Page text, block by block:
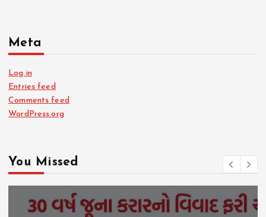
Meta
Log in
Entries feed
Comments feed
WordPress.org
You Missed